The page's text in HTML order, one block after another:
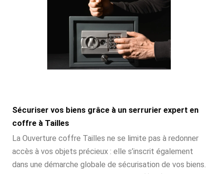
Sécuriser vos biens grâce à un serrurier expert en
coffre à Tailles
La Ouverture coffre Tailles ne se limite pas à redonner
accès à vos objets précieux : elle s’inscrit également
dans une démarche globale de sécurisation de vos biens.